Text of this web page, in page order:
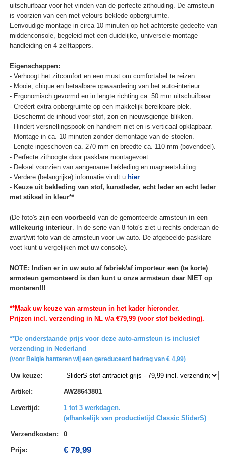
uitschuifbaar voor het vinden van de perfecte zithouding. De armsteun
is voorzien van een met velours beklede opbergruimte.
Eenvoudige montage in circa 10 minuten op het achterste gedeelte van
middenconsole, begeleid met een duidelijke, universele montage
handleiding en 4 zelftappers.
Eigenschappen:
- Verhoogt het zitcomfort en een must om comfortabel te reizen.
- Mooie, chique en betaalbare opwaardering van het auto-interieur.
- Ergonomisch gevormd en in lengte richting ca. 50 mm uitschuifbaar.
- Creëert extra opbergruimte op een makkelijk bereikbare plek.
- Beschermt de inhoud voor stof, zon en nieuwsgierige blikken.
- Hindert versnellingspook en handrem niet en is verticaal opklapbaar.
- Montage in ca. 10 minuten zonder demontage van de stoelen.
- Lengte ingeschoven ca. 270 mm en breedte ca. 110 mm (bovendeel).
- Perfecte zithoogte door pasklare montagevoet.
- Deksel voorzien van aangename bekleding en magneetsluiting.
- Verdere (belangrijke) informatie vindt u hier.
- Keuze uit bekleding van stof, kunstleder, echt leder en echt leder
met stiksel in kleur**
(De foto's zijn een voorbeeld van de gemonteerde armsteun in een
willekeurig interieur. In de serie van 8 foto's ziet u rechts onderaan de
zwart/wit foto van de armsteun voor uw auto. De afgebeelde pasklare
voet kunt u vergelijken met uw console).
NOTE: Indien er in uw auto af fabriek/af importeur een (te korte)
armsteun gemonteerd is dan kunt u onze armsteun daar NIET op
monteren!!!
**Maak uw keuze van armsteun in het kader hieronder.
Prijzen incl. verzending in NL v/a €79,99 (voor stof bekleding).
**De onderstaande prijs voor deze auto-armsteun is inclusief
verzending in Nederland
(voor Belgie hanteren wij een gereduceerd bedrag van € 4,99)
Uw keuze:
Artikel : AW28643801
Levertijd :
1 tot 3 werkdagen.
(afhankelijk van productietijd Classic SliderS)
Verzendkosten: 0
Prijs: € 79,99